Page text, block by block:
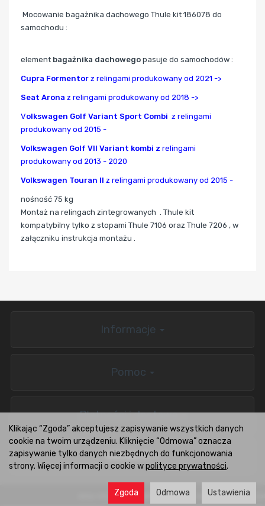
Mocowanie bagażnika dachowego Thule kit 186078 do
samochodu :
element bagażnika dachowego pasuje do samochodów :
Cupra Formentor z relingami produkowany od 2021 ->
Seat Arona z relingami produkowany od 2018 ->
Volkswagen Golf Variant Sport Combi z relingami
produkowany od 2015 -
Volkswagen Golf VII Variant kombi z relingami
produkowany od 2013 - 2020
Volkswagen Touran II z relingami produkowany od 2015 -
nośność 75 kg
Montaż na relingach zintegrowanych . Thule kit
kompatybilny tylko z stopami Thule 7106 oraz Thule 7206 , w
załączniku instrukcja montażu .
Informacje
Pomoc
Płatności i dostawa
BOXCARS.PL
sklep internetowy Wsparcie i rozwój:CONVERTIS.pl
Klikając “Zgoda” akceptujesz zapisywanie wszystkich danych
cookie na twoim urządzeniu. Kliknięcie “Odmowa” oznacza
zapisywanie tylko danych niezbędnych do funkcjonowania
strony. Więcej informacji o cookie wpolityce prywatności.
Ustawienia
Odmowa
Zgoda